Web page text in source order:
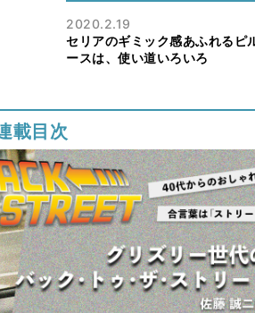
2020.2.19
セリアのギミック感あふれるピ
ースは、使い道いろいろ
載目次